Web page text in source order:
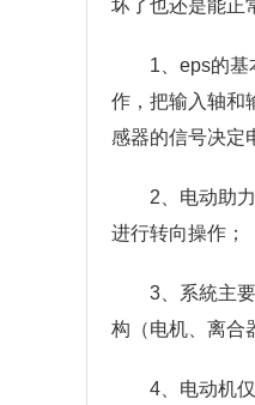
坏了也还是能正
1、eps的基
作，把输入轴和
感器的信号决定
2、电动助
进行转向操作；
3、系統主
构（电机、离合
4、电动机